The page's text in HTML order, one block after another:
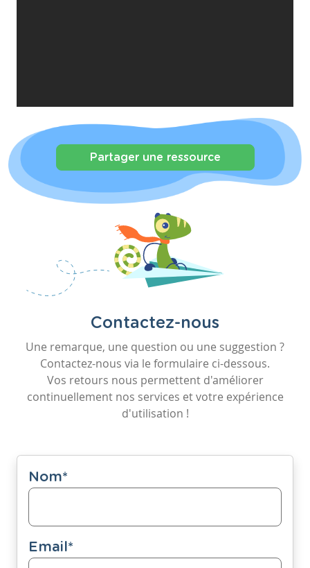
Partager une ressource
Contactez-nous
Une remarque, une question ou une suggestion ?
Contactez-nous via le formulaire ci-dessous.
Vos retours nous permettent d'améliorer
continuellement nos services et votre expérience
d'utilisation !
Nom*
Email*